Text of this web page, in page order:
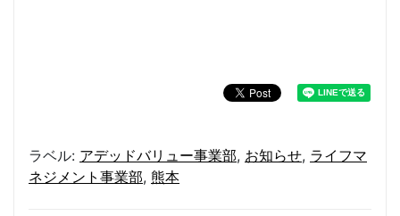
ラベル: アデッドバリュー事業部, お知らせ, ライフマ
ネジメント事業部, 熊本